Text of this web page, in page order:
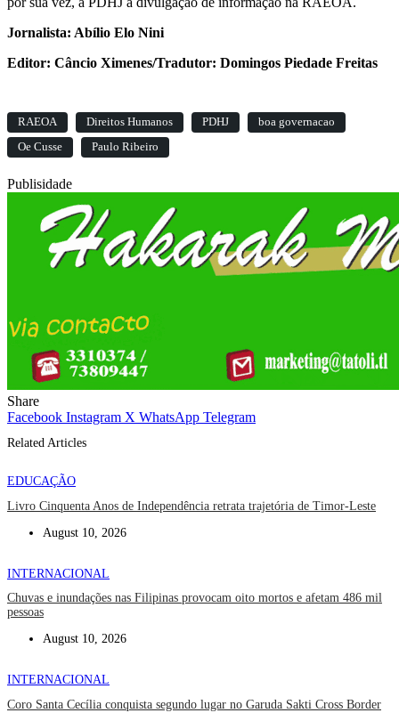
Jornalista: Abílio Elo Nini
Editor: Câncio Ximenes/Tradutor: Domingos Piedade Freitas
RAEOA Direitos Humanos PDHJ
boa governacao
Oe Cusse
Paulo Ribeiro
Publisidade
Share
Facebook Instagram X WhatsApp Telegram
Related Articles
EDUCAÇÃO
Livro Cinquenta Anos de Independência retrata trajetória de Timor-Leste
August 10, 2026
INTERNACIONAL
Chuvas e inundações nas Filipinas provocam oito mortos e afetam 486 mil
pessoas
August 10, 2026
INTERNACIONAL
Coro Santa Cecília conquista segundo lugar no Garuda Sakti Cross Border